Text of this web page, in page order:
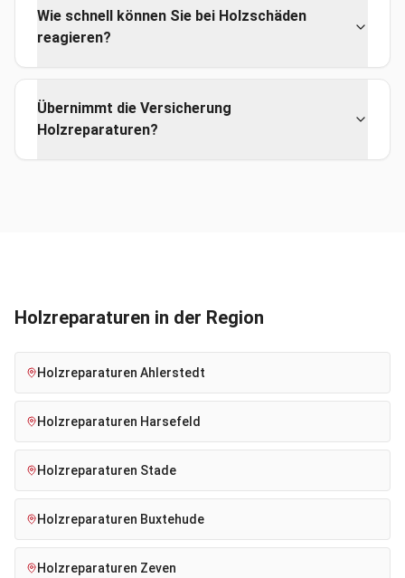
Wie schnell können Sie bei Holzschäden
reagieren?
Übernimmt die Versicherung
Holzreparaturen?
Holzreparaturen in der Region
Holzreparaturen Ahlerstedt
Holzreparaturen Harsefeld
Holzreparaturen Stade
Holzreparaturen Buxtehude
Holzreparaturen Zeven